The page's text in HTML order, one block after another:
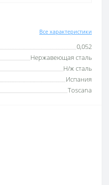
Все характеристики
0,052
Нержавеющая сталь
Н/ж сталь
Испания
Toscana